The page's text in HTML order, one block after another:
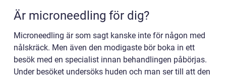
Är microneedling för dig?
Microneedling är som sagt kanske inte för någon med
nålskräck. Men även den modigaste bör boka in ett
besök med en specialist innan behandlingen påbörjas.
Under besöket undersöks huden och man ser till att den